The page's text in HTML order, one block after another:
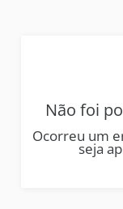
Não foi
Ocorreu um
seja